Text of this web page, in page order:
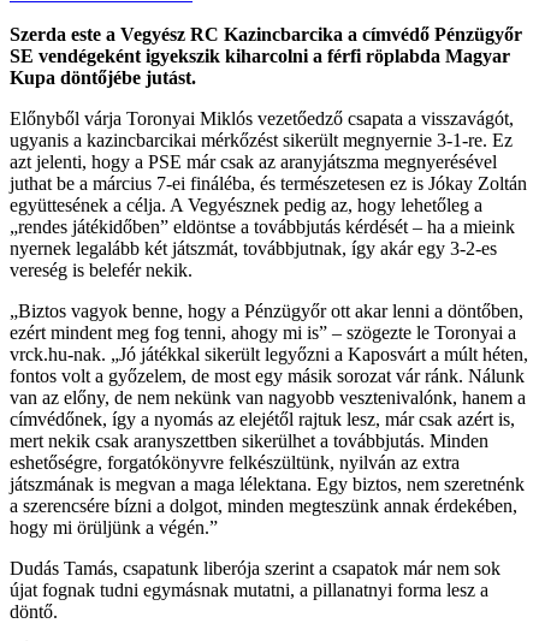
Szerda este a Vegyész RC Kazincbarcika a címvédő Pénzügyőr
SE vendégeként igyekszik kiharcolni a férfi röplabda Magyar
Kupa döntőjébe jutást.
Előnyből várja Toronyai Miklós vezetőedző csapata a visszavágót,
ugyanis a kazincbarcikai mérkőzést sikerült megnyernie 3-1-re. Ez
azt jelenti, hogy a PSE már csak az aranyjátszma megnyerésével
juthat be a március 7-ei fináléba, és természetesen ez is Jókay Zoltán
együttesének a célja. A Vegyésznek pedig az, hogy lehetőleg a
„rendes játékidőben” eldöntse a továbbjutás kérdését – ha a mieink
nyernek legalább két játszmát, továbbjutnak, így akár egy 3-2-es
vereség is belefér nekik.
„Biztos vagyok benne, hogy a Pénzügyőr ott akar lenni a döntőben,
ezért mindent meg fog tenni, ahogy mi is” – szögezte le Toronyai a
vrck.hu-nak. „Jó játékkal sikerült legyőzni a Kaposvárt a múlt héten,
fontos volt a győzelem, de most egy másik sorozat vár ránk. Nálunk
van az előny, de nem nekünk van nagyobb vesztenivalónk, hanem a
címvédőnek, így a nyomás az elejétől rajtuk lesz, már csak azért is,
mert nekik csak aranyszettben sikerülhet a továbbjutás. Minden
eshetőségre, forgatókönyvre felkészültünk, nyilván az extra
játszmának is megvan a maga lélektana. Egy biztos, nem szeretnénk
a szerencsére bízni a dolgot, minden megteszünk annak érdekében,
hogy mi örüljünk a végén.”
Dudás Tamás, csapatunk liberója szerint a csapatok már nem sok
újat fognak tudni egymásnak mutatni, a pillanatnyi forma lesz a
döntő.